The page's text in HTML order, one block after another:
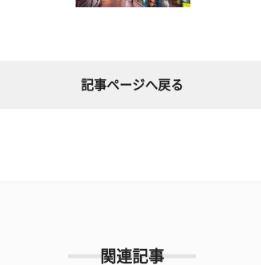
記事ページへ戻る
関連記事